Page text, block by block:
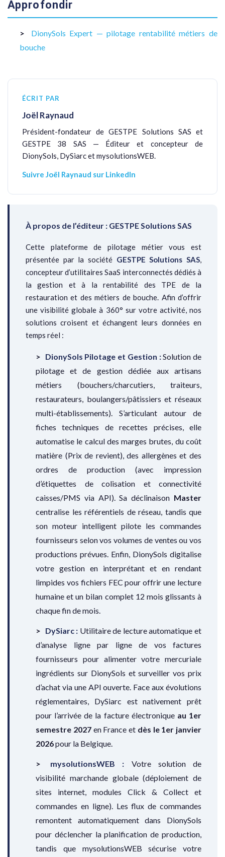
Approfondir
DionySols Expert — pilotage rentabilité métiers de
bouche
ÉCRIT PAR
Joël Raynaud
Président-fondateur de GESTPE Solutions SAS et
GESTPE 38 SAS — Éditeur et concepteur de
DionySols, DySiarc et mysolutionsWEB.
Suivre Joël Raynaud sur LinkedIn
À propos de l’éditeur : GESTPE Solutions SAS
Cette plateforme de pilotage métier vous est
présentée par la société GESTPE Solutions SAS,
concepteur d’utilitaires SaaS interconnectés dédiés à
la gestion et à la rentabilité des TPE de la
restauration et des métiers de bouche. Afin d’offrir
une visibilité globale à 360° sur votre activité, nos
solutions croisent et échangent leurs données en
temps réel :
DionySols Pilotage et Gestion :Solution de
pilotage et de gestion dédiée aux artisans
métiers (bouchers/charcutiers, traiteurs,
restaurateurs, boulangers/pâtissiers et réseaux
multi-établissements). S’articulant autour de
fiches techniques de recettes précises, elle
automatise le calcul des marges brutes, du coût
matière (Prix de revient), des allergènes et des
ordres de production (avec impression
d’étiquettes de colisation et connectivité
caisses/PMS via API). Sa déclinaison Master
centralise les référentiels de réseau, tandis que
son moteur intelligent pilote les commandes
fournisseurs selon vos volumes de ventes ou vos
productions prévues. Enfin, DionySols digitalise
votre gestion en interprétant et en rendant
limpides vos fichiers FEC pour offrir une lecture
humaine et un bilan complet 12 mois glissants à
chaque fin de mois.
DySiarc : Utilitaire de lecture automatique et
d’analyse ligne par ligne de vos factures
fournisseurs pour alimenter votre mercuriale
ingrédients sur DionySols et surveiller vos prix
d’achat via une API ouverte. Face aux évolutions
réglementaires, DySiarc est nativement prêt
pour l’arrivée de la facture électronique au 1er
semestre 2027en France et dès le 1er janvier
2026pour la Belgique.
mysolutionsWEB : Votre solution de
visibilité marchande globale (déploiement de
sites internet, modules Click & Collect et
commandes en ligne). Les flux de commandes
remontent automatiquement dans DionySols
pour déclencher la planification de production,
tandis que mysolutionsWEB sécurise votre